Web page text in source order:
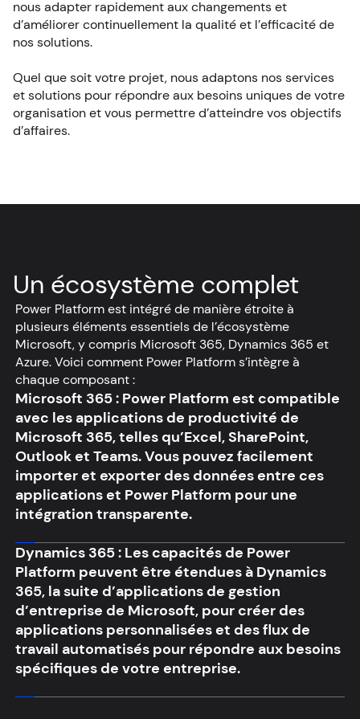
nous adapter rapidement aux changements et
d’améliorer continuellement la qualité et l’efficacité de
nos solutions.
Quel que soit votre projet, nous adaptons nos services
et solutions pour répondre aux besoins uniques de votre
organisation et vous permettre d’atteindre vos objectifs
d’affaires.
Un écosystème complet
Power Platform est intégré de manière étroite à
plusieurs éléments essentiels de l’écosystème
Microsoft, y compris Microsoft 365, Dynamics 365 et
Azure. Voici comment Power Platform s’intègre à
chaque composant :
Microsoft 365 : Power Platform est compatible
avec les applications de productivité de
Microsoft 365, telles qu’Excel, SharePoint,
Outlook et Teams. Vous pouvez facilement
importer et exporter des données entre ces
applications et Power Platform pour une
intégration transparente.
Dynamics 365 : Les capacités de Power
Platform peuvent être étendues à Dynamics
365, la suite d’applications de gestion
d’entreprise de Microsoft, pour créer des
applications personnalisées et des flux de
travail automatisés pour répondre aux besoins
spécifiques de votre entreprise.